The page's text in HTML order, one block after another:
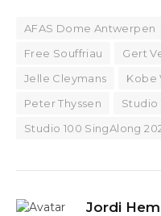
AFAS Dome Antwerpen
Free Souffriau
Gert
Jelle Cleymans
Kobe
Peter Thyssen
Studio
Studio 100 SingAlong
Jordi